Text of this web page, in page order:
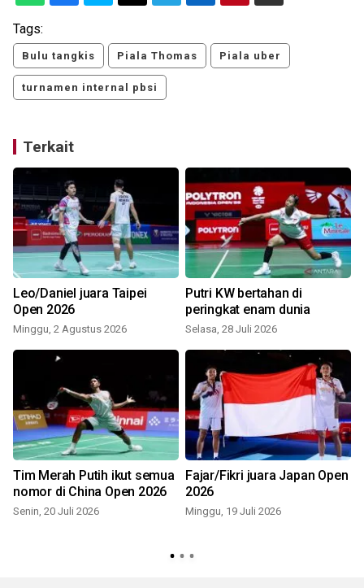
Tags:
Bulu tangkis Piala Thomas Piala uber
turnamen internal pbsi
Terkait
Leo/Daniel juara Taipei
Open 2026
Minggu, 2 Agustus 2026
Putri KW bertahan di
peringkat enam dunia
Selasa, 28 Juli 2026
Tim Merah Putih ikut semua
nomor di China Open 2026
Senin, 20 Juli 2026
Fajar/Fikri juara Japan Open
2026
Minggu, 19 Juli 2026